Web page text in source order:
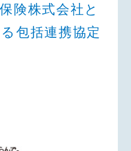
険株式会社と
包括連携協定